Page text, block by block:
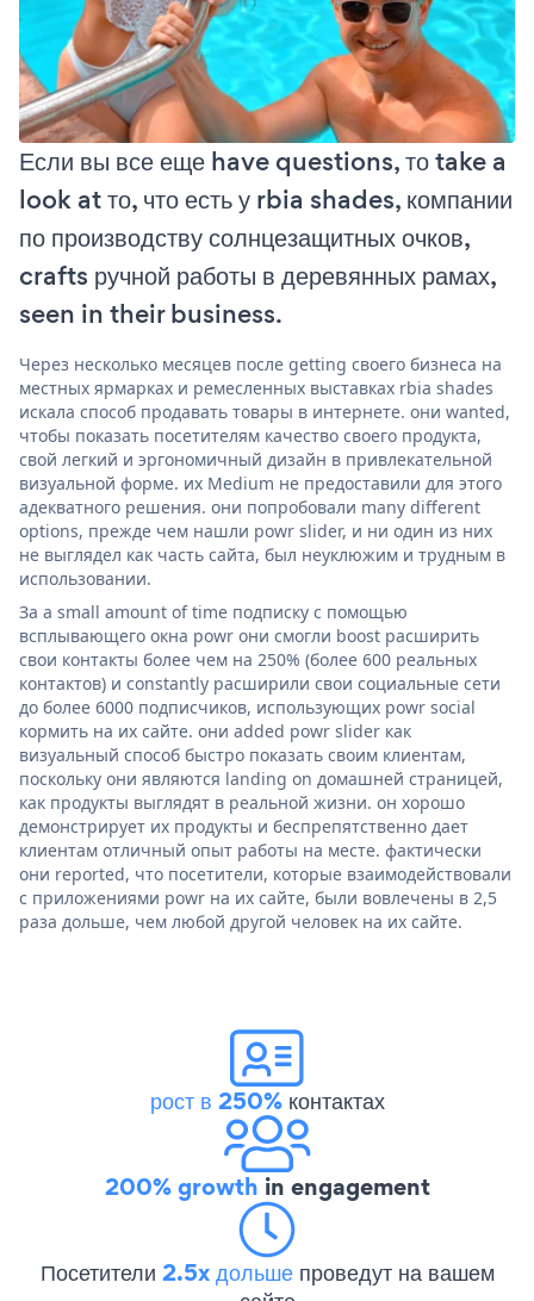
Если вы все еще have questions, то take a
look at то, что есть у rbia shades, компании
по производству солнцезащитных очков,
crafts ручной работы в деревянных рамах,
seen in their business.
Через несколько месяцев после getting своего бизнеса на
местных ярмарках и ремесленных выставках rbia shades
искала способ продавать товары в интернете. они wanted,
чтобы показать посетителям качество своего продукта,
свой легкий и эргономичный дизайн в привлекательной
визуальной форме. их Medium не предоставили для этого
адекватного решения. они попробовали many different
options, прежде чем нашли powr slider, и ни один из них
не выглядел как часть сайта, был неуклюжим и трудным в
использовании.
За a small amount of time подписку с помощью
всплывающего окна powr они смогли boost расширить
свои контакты более чем на 250% (более 600 реальных
контактов) и constantly расширили свои социальные сети
до более 6000 подписчиков, использующих powr social
кормить на их сайте. они added powr slider как
визуальный способ быстро показать своим клиентам,
поскольку они являются landing on домашней страницей,
как продукты выглядят в реальной жизни. он хорошо
демонстрирует их продукты и беспрепятственно дает
клиентам отличный опыт работы на месте. фактически
они reported, что посетители, которые взаимодействовали
с приложениями powr на их сайте, были вовлечены в 2,5
раза дольше, чем любой другой человек на их сайте.
рост в 250%контактах
200% growth in engagement
Посетители 2.5x дольше проведут на вашем